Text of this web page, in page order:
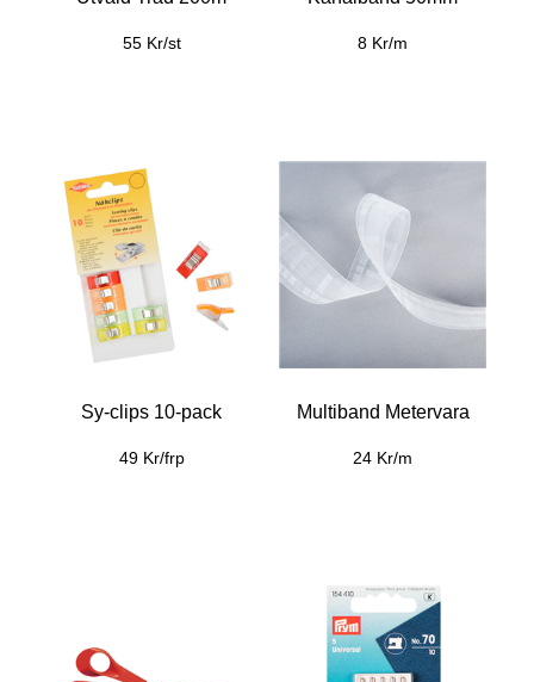
55 Kr/st 8 Kr/m
Sy-clips 10-pack
49 Kr/frp
Multiband Metervara
24 Kr/m